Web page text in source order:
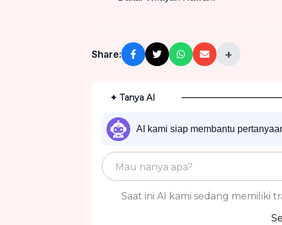
Share: +
✦ Tanya AI
AI kami siap membantu
Saat ini AI kami sedang memiliki